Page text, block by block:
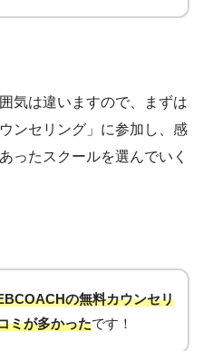
気は違いますので、まずは
ンセリング」に参加し、感
ったスクールを選んでいく
の無料カウンセリ
ミが多かったです！